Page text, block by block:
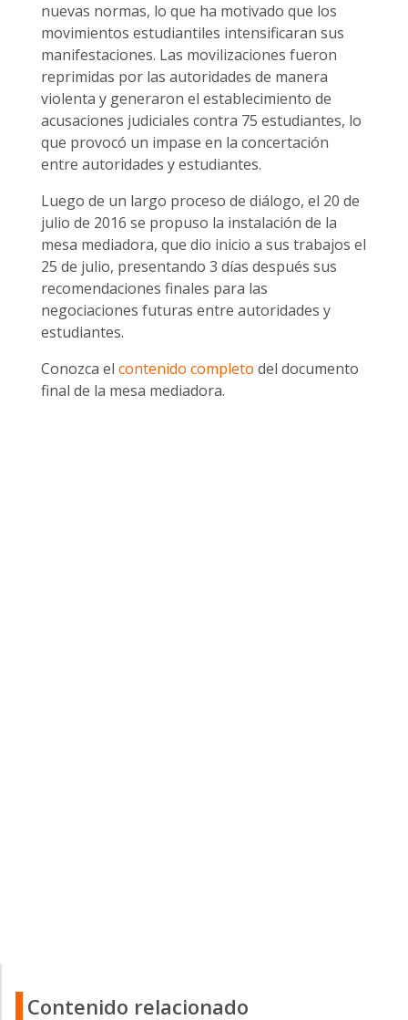
nuevas normas, lo que ha motivado que los
movimientos estudiantiles intensificaran sus
manifestaciones. Las movilizaciones fueron
reprimidas por las autoridades de manera
violenta y generaron el establecimiento de
acusaciones judiciales contra 75 estudiantes, lo
que provocó un impase en la concertación
entre autoridades y estudiantes.
Luego de un largo proceso de diálogo, el 20 de
julio de 2016 se propuso la instalación de la
mesa mediadora, que dio inicio a sus trabajos el
25 de julio, presentando 3 días después sus
recomendaciones finales para las
negociaciones futuras entre autoridades y
estudiantes.
Conozca el contenido completo del documento
final de la mesa mediadora.
Contenido relacionado